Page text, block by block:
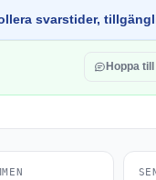
svarstider,
Hoppa